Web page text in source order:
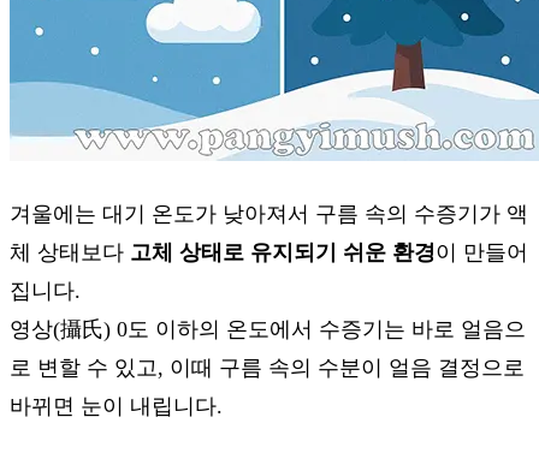
겨울에는 대기 온도가 낮아져서 구름 속의 수증기가 액
체 상태보다 고체 상태로 유지되기 쉬운 환경이 만들어
집니다.
영상(攝氏) 0도 이하의 온도에서 수증기는 바로 얼음으
로 변할 수 있고, 이때 구름 속의 수분이 얼음 결정으로
바뀌면 눈이 내립니다.